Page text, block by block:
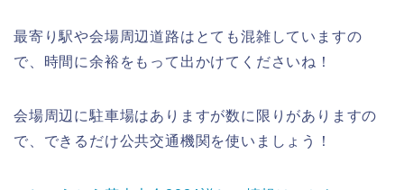
最寄り駅や会場周辺道路はとても混雑していますの
で、時間に余裕をもって出かけてくださいね！
会場周辺に駐車場はありますが数に限りがありますの
で、できるだけ公共交通機関を使いましょう！